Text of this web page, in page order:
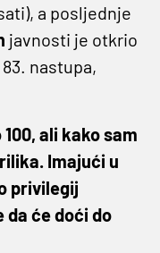
a posljednje
javnosti je otkrio
nastupa,
ali kako sam
Imajući u
privilegij
da će doći do